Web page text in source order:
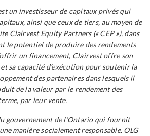
un investisseur de capitaux privés qui
ainsi que ceux de tiers, au moyen de
Clairvest Equity Partners (« CEP »), dans
le potentiel de produire des rendements
un financement, Clairvest offre son
sa capacité d’exécution pour soutenir la
des partenaires dans lesquels il
de la valeur par le rendement des
par leur vente.
gouvernement de l’Ontario qui fournit
manière socialement responsable. OLG